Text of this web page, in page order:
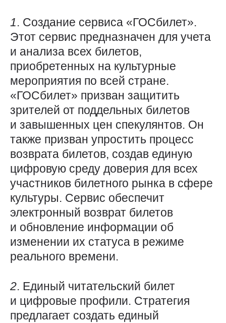
1. Создание сервиса «ГОСбилет».
Этот сервис предназначен для учета
и анализа всех билетов,
приобретенных на культурные
мероприятия по всей стране.
«ГОСбилет» призван защитить
зрителей от поддельных билетов
и завышенных цен спекулянтов. Он
также призван упростить процесс
возврата билетов, создав единую
цифровую среду доверия для всех
участников билетного рынка в сфере
культуры. Сервис обеспечит
электронный возврат билетов
и обновление информации об
изменении их статуса в режиме
реального времени.
2. Единый читательский билет
и цифровые профили. Стратегия
предлагает создать единый